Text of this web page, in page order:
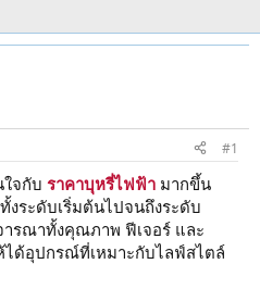
#1
จกับ ราคาบุหรี่ไฟฟ้า มากขึ้น
งระดับเริ่มต้นไปจนถึงระดับ
ารณาทั้งคุณภาพ ฟีเจอร์ และ
ได้อุปกรณ์ที่เหมาะกับไลฟ์สไตล์